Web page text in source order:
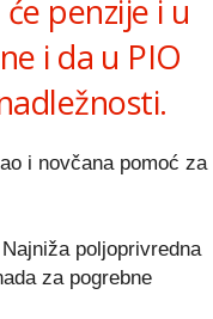
penzije i u
i da u PIO
i novčana pomoć za
poljoprivredna
za pogrebne